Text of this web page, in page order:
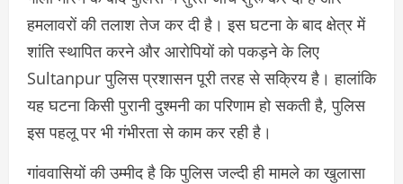
हमलावरों की तलाश तेज कर दी है। इस घटना के बाद क्षेत्र में
शांति स्थापित करने और आरोपियों को पकड़ने के लिए
Sultanpur पुलिस प्रशासन पूरी तरह से सक्रिय है। हालांकि
यह घटना किसी पुरानी दुश्मनी का परिणाम हो सकती है, पुलिस
इस पहलू पर भी गंभीरता से काम कर रही है।
गांववासियों की उम्मीद है कि पुलिस जल्दी ही मामले का खुलासा